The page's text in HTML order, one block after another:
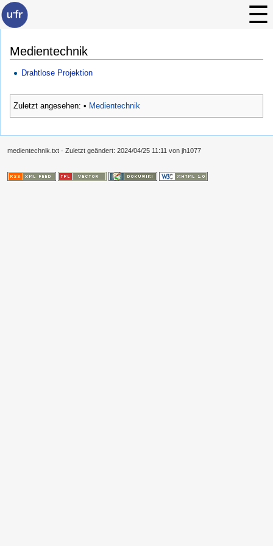
Medientechnik
Drahtlose Projektion
Zuletzt angesehen: • Medientechnik
medientechnik.txt · Zuletzt geändert: 2024/04/25 11:11 von jh1077